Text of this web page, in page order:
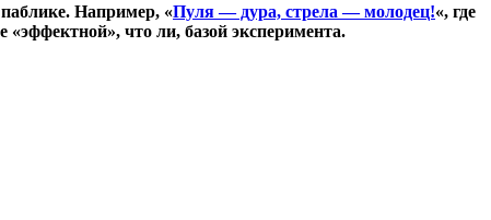
паблике. Например, «Пуля — дура, стрела — молодец!«, где
что ли, базой эксперимента.